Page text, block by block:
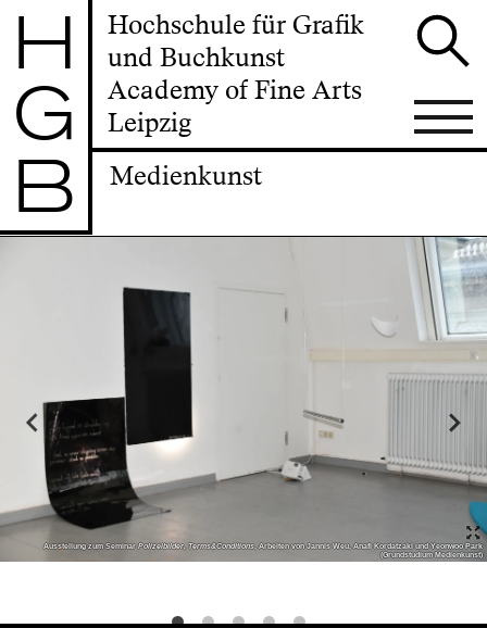
H
G
B
Hochschule für Grafik
und Buchkunst
Academy of Fine Arts
Leipzig
Medienkunst
Ausstellung zum SeminarPolizeibilder, Terms&Conditions, Arbeiten von Jannis Weu, Anafi Kordatzaki und Yeonwoo Park
(Grundstudium Medienkunst)